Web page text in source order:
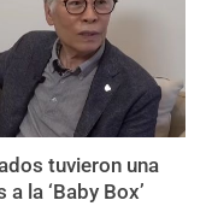
tuvieron una
la ‘Baby Box’